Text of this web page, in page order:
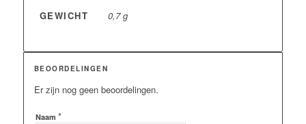
GEWICHT 0,7 g
BEOORDELINGEN
Er zijn nog geen beoordelingen.
Naam *